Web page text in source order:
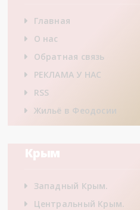
Главная
О нас
Обратная связь
РЕКЛАМА У НАС
RSS
Жильё в Феодосии
Крым
Западный Крым.
Центральный Крым.